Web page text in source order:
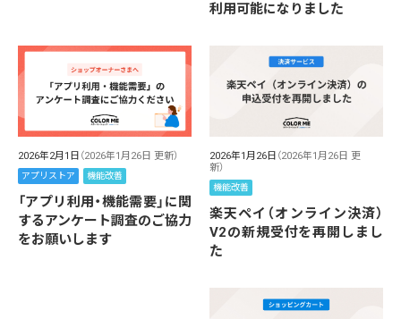
利用可能になりました
2026年2月1日 （2026年1月26日 更新）
アプリストア 機能改善
「アプリ利用・機能需要」に関
するアンケート調査のご協力
をお願いします
2026年1月26日 （2026年1月26日 更
新）
機能改善
楽天ペイ（オンライン決済）
V2の新規受付を再開しまし
た